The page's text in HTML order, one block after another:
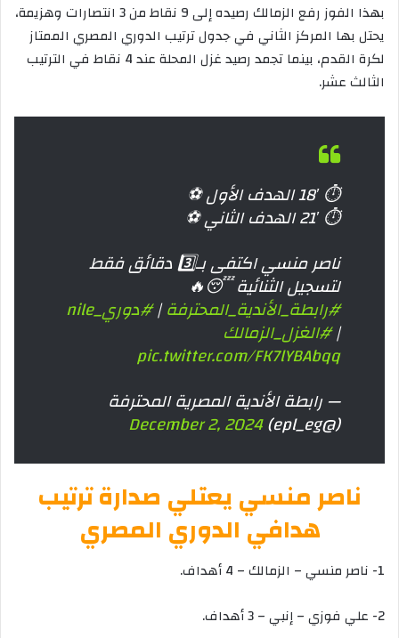
بهذا الفوز رفع الزمالك رصيده إلى 9 نقاط من 3 انتصارات وهزيمة،
يحتل بها المركز الثاني في جدول ترتيب الدوري المصري الممتاز
لكرة القدم، بينما تجمد رصيد غزل المحلة عند 4 نقاط في الترتيب
الثالث عشر.
⏱️ 18′ الهدف الأول ⚽
⏱️ 21′ الهدف الثاني ⚽
ناصر منسي اكتفى بـ3️⃣ دقائق فقط
لتسجيل الثنائية 😴🔥
#رابطة_الأندية_المحترفة|#دوري_nile
|#الغزل_الزمالك
pic.twitter.com/FK7lYBAbqq
— رابطة الأندية المصرية المحترفة
(@epl_eg)
December 2, 2024
ناصر منسي يعتلي صدارة ترتيب
هدافي الدوري المصري
1- ناصر منسي – الزمالك – 4 أهداف.
2- علي فوزي – إنبي – 3 أهداف.